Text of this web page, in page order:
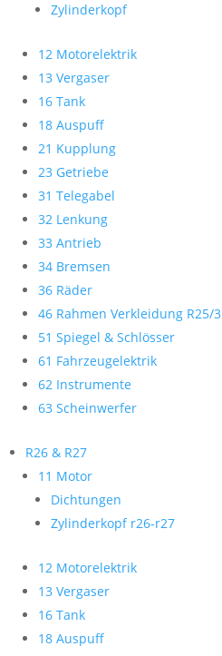
Zylinderkopf
12 Motorelektrik
13 Vergaser
16 Tank
18 Auspuff
21 Kupplung
23 Getriebe
31 Telegabel
32 Lenkung
33 Antrieb
34 Bremsen
36 Räder
46 Rahmen Verkleidung R25/3
51 Spiegel & Schlösser
61 Fahrzeugelektrik
62 Instrumente
63 Scheinwerfer
R26 & R27
11 Motor
Dichtungen
Zylinderkopf r26-r27
12 Motorelektrik
13 Vergaser
16 Tank
18 Auspuff